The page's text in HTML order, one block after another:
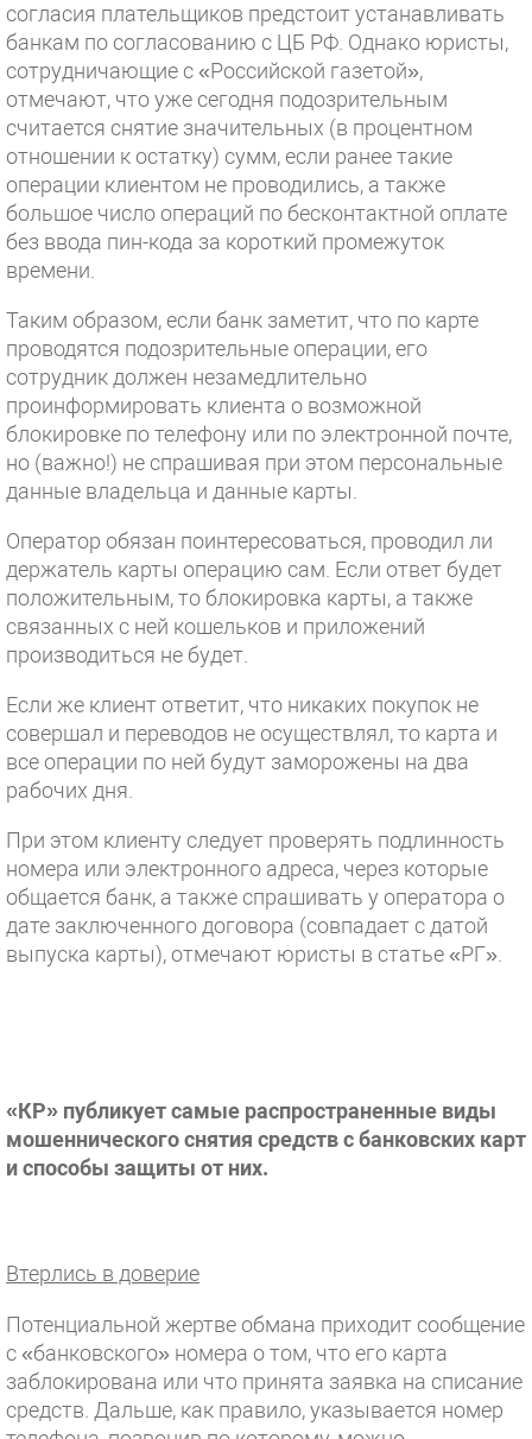
согласия плательщиков предстоит устанавливать
банкам по согласованию с ЦБ РФ. Однако юристы,
сотрудничающие с «Российской газетой»,
отмечают, что уже сегодня подозрительным
считается снятие значительных (в процентном
отношении к остатку) сумм, если ранее такие
операции клиентом не проводились, а также
большое число операций по бесконтактной оплате
без ввода пин-кода за короткий промежуток
времени.
Таким образом, если банк заметит, что по карте
проводятся подозрительные операции, его
сотрудник должен незамедлительно
проинформировать клиента о возможной
блокировке по телефону или по электронной почте,
но (важно!) не спрашивая при этом персональные
данные владельца и данные карты.
Оператор обязан поинтересоваться, проводил ли
держатель карты операцию сам. Если ответ будет
положительным, то блокировка карты, а также
связанных с ней кошельков и приложений
производиться не будет.
Если же клиент ответит, что никаких покупок не
совершал и переводов не осуществлял, то карта и
все операции по ней будут заморожены на два
рабочих дня.
При этом клиенту следует проверять подлинность
номера или электронного адреса, через которые
общается банк, а также спрашивать у оператора о
дате заключенного договора (совпадает с датой
выпуска карты), отмечают юристы в статье «РГ».
«КР» публикует самые распространенные виды
мошеннического снятия средств с банковских карт
и способы защиты от них.
Втерлись в доверие
Потенциальной жертве обмана приходит сообщение
с «банковского» номера о том, что его карта
заблокирована или что принята заявка на списание
средств. Дальше, как правило, указывается номер